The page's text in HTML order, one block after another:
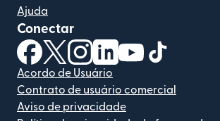
Ajuda
Conectar
(abre em uma nova janela)
(abre em uma nova janela)
(abre em uma nova
(abre em uma nova
(abre em uma
Acordo de Usuário
Contrato de usuário comercial
Aviso de privacidade